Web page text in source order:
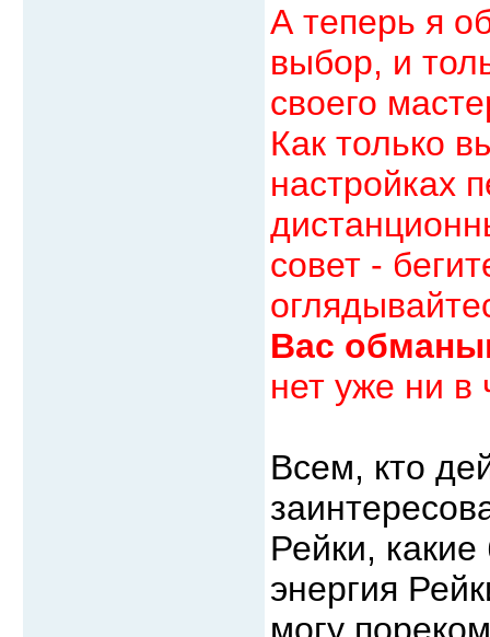
А теперь я
выбор, и
своего
Как только
настройках
совет -
Вас
нет уже ни в
Всем, кто
Рейки,
энергия
могу